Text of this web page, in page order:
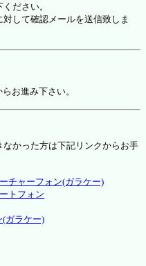
ださい。
して確認メールを送信致しま
らお進み下さい。
かった方は下記リンクからお手
チャーフォン(ガラケー)
トフォン
ガラケー)